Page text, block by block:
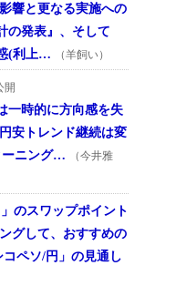
響と更なる実施への
の発表』、そして
(利上…
（羊飼い）
開
一時的に方向感を失
安トレンド継続は変
ーニング…
（今井雅
のスワップポイント
グして、おすすめの
ペソ/円」の見通し